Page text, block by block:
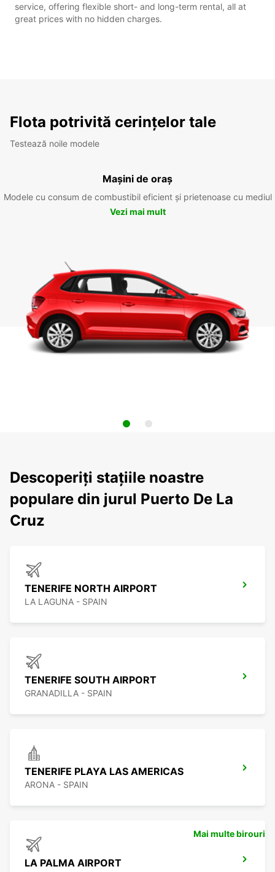
service, offering flexible short- and long-term rental, all at
great prices with no hidden charges.
Flota potrivită cerințelor tale
Testează noile modele
Mașini de oraș
Modele cu consum de combustibil eficient și prietenoase cu mediul
Vezi mai mult
Descoperiți stațiile noastre
populare din jurul Puerto De La
Cruz
TENERIFE NORTH AIRPORT
LA LAGUNA - SPAIN
TENERIFE SOUTH AIRPORT
GRANADILLA - SPAIN
TENERIFE PLAYA LAS AMERICAS
ARONA - SPAIN
LA PALMA AIRPORT
Mai multe birouri